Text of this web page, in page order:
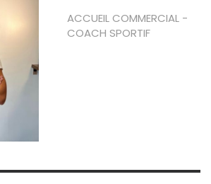
ACCUEIL COMMERCIAL -
COACH SPORTIF